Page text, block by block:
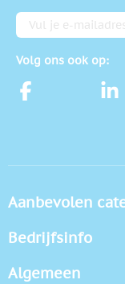
E-mailadres
Volg ons ook op:
Aanbevolen
Bedrijfsinfo
Algemeen